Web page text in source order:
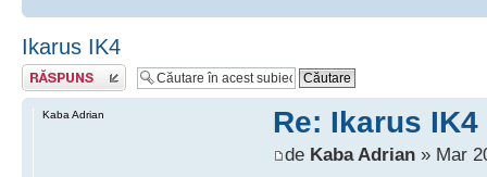
Ikarus IK4
Răspunde
Re: Ikarus IK4
de Kaba Adrian» Mar
Kaba Adrian